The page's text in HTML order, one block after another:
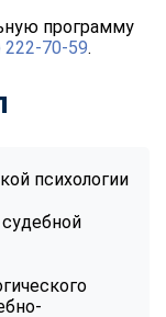
программу
222-70-59.
психологии